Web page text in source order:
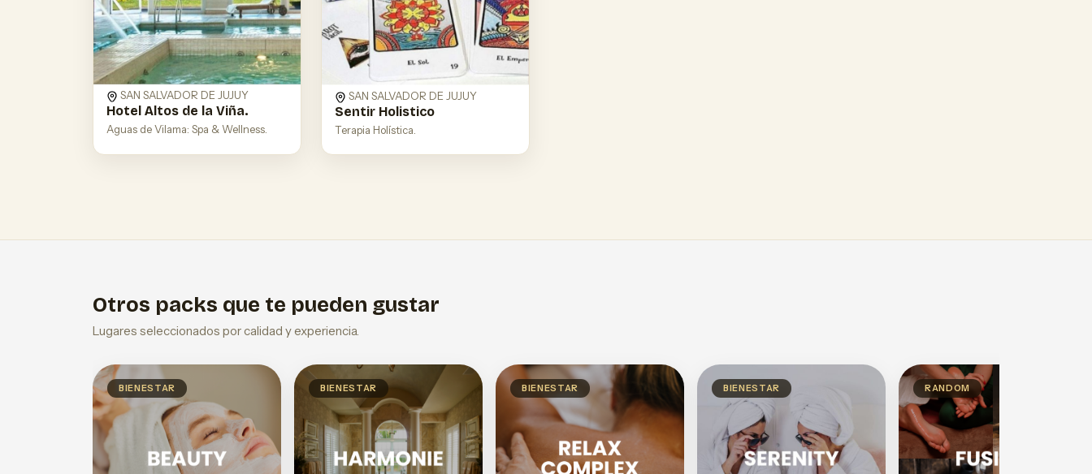
SAN SALVADOR DE JUJUY
Hotel Altos de la Viña.
Aguas de Vilama: Spa & Wellness.
SAN SALVADOR DE JUJUY
Sentir Holistico
Terapia Holística.
Otros packs que te pueden gustar
Lugares seleccionados por calidad y experiencia.
BIENESTAR BIENESTAR BIENESTAR BIENESTAR RANDOM